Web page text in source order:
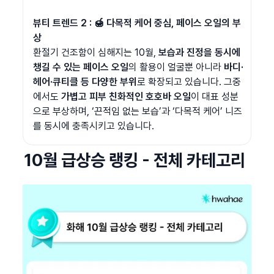
뷰티 트렌드 2 : 🍯 다목적 케어 중심, 페이스 오일의 부
상
환절기 건조함이 심해지는 10월, 보습과 진정을 동시에
챙길 수 있는 페이스 오일의 활용이 얼굴뿐 아니라 바디·
헤어·큐티클 등 다양한 부위 로 확장되고 있습니다. 그중
에서도 가볍고 피부 친화적인 호호바 오일이 대표 성분
으로 부상하며, ‘끈적임 없는 보습’과 ‘다목적 케어’ 니즈
를 동시에 충족시키고 있습니다.
10월 급상승 랭킹 - 전체 카테고리